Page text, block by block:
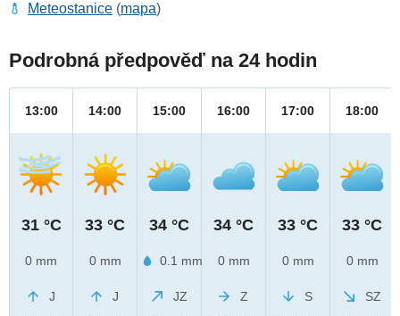
Meteostanice (mapa)
Podrobná předpověď na 24 hodin
13:00
31 °C
0 mm
J
14:00
33 °C
0 mm
J
15:00
34 °C
0.1 mm
JZ
16:00
34 °C
0 mm
Z
17:00
33 °C
0 mm
S
18:00
33 °C
0 mm
SZ